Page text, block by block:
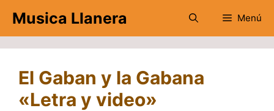
contenido
Musica Llanera Menú
El Gaban y la Gabana
«Letra y video»